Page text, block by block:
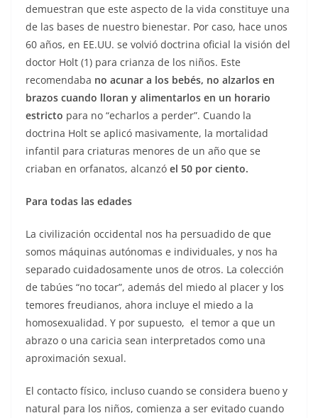
demuestran que este aspecto de la vida constituye una
de las bases de nuestro bienestar. Por caso, hace unos
60 años, en EE.UU. se volvió doctrina oficial la visión del
doctor Holt (1) para crianza de los niños. Este
recomendaba no acunar a los bebés, no alzarlos en
brazos cuando lloran y alimentarlos en un horario
estricto para no “echarlos a perder”. Cuando la
doctrina Holt se aplicó masivamente, la mortalidad
infantil para criaturas menores de un año que se
criaban en orfanatos, alcanzó el 50 por ciento.
Para todas las edades
La civilización occidental nos ha persuadido de que
somos máquinas autónomas e individuales, y nos ha
separado cuidadosamente unos de otros. La colección
de tabúes “no tocar”, además del miedo al placer y los
temores freudianos, ahora incluye el miedo a la
homosexualidad. Y por supuesto, el temor a que un
abrazo o una caricia sean interpretados como una
aproximación sexual.
El contacto físico, incluso cuando se considera bueno y
natural para los niños, comienza a ser evitado cuando